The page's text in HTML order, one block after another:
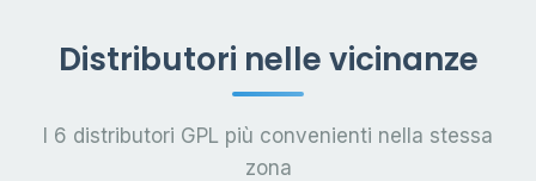
Distributori nelle vicinanze
I 6 distributori GPL più convenienti nella stessa
zona